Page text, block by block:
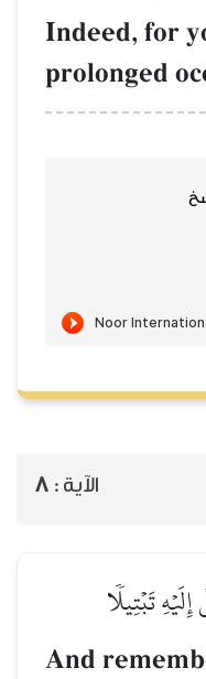
Indeed, for
prolonged
الآية : 8
تَبۡتِيلٗا
And